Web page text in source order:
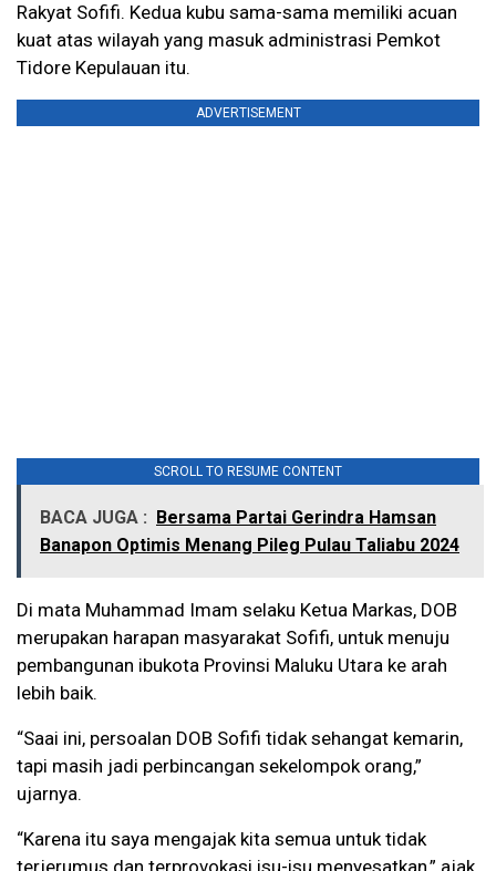
Rakyat Sofifi. Kedua kubu sama-sama memiliki acuan
kuat atas wilayah yang masuk administrasi Pemkot
Tidore Kepulauan itu.
ADVERTISEMENT
SCROLL TO RESUME CONTENT
BACA JUGA :
Bersama Partai Gerindra Hamsan
Banapon Optimis Menang Pileg Pulau Taliabu 2024
Di mata Muhammad Imam selaku Ketua Markas, DOB
merupakan harapan masyarakat Sofifi, untuk menuju
pembangunan ibukota Provinsi Maluku Utara ke arah
lebih baik.
“Saai ini, persoalan DOB Sofifi tidak sehangat kemarin,
tapi masih jadi perbincangan sekelompok orang,”
ujarnya.
“Karena itu saya mengajak kita semua untuk tidak